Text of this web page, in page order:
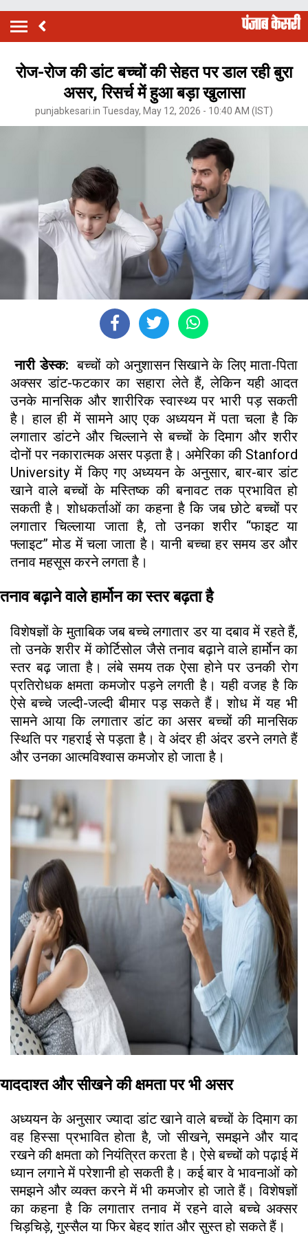
रोज-रोज की डांट बच्चों की सेहत पर डाल रही बुरा
असर, रिसर्च में हुआ बड़ा खुलासा
punjabkesari.in Tuesday, May 12, 2026 - 10:40 AM (IST)
नारी डेस्क: बच्चों को अनुशासन सिखाने के लिए माता-पिता
अक्सर डांट-फटकार का सहारा लेते हैं, लेकिन यही आदत
उनके मानसिक और शारीरिक स्वास्थ्य पर भारी पड़ सकती
है। हाल ही में सामने आए एक अध्ययन में पता चला है कि
लगातार डांटने और चिल्लाने से बच्चों के दिमाग और शरीर
दोनों पर नकारात्मक असर पड़ता है। अमेरिका की Stanford
University में किए गए अध्ययन के अनुसार, बार-बार डांट
खाने वाले बच्चों के मस्तिष्क की बनावट तक प्रभावित हो
सकती है। शोधकर्ताओं का कहना है कि जब छोटे बच्चों पर
लगातार चिल्लाया जाता है, तो उनका शरीर “फाइट या
फ्लाइट” मोड में चला जाता है। यानी बच्चा हर समय डर और
तनाव महसूस करने लगता है।
तनाव बढ़ाने वाले हार्मोन का स्तर बढ़ता है
विशेषज्ञों के मुताबिक जब बच्चे लगातार डर या दबाव में रहते हैं,
तो उनके शरीर में कोर्टिसोल जैसे तनाव बढ़ाने वाले हार्मोन का
स्तर बढ़ जाता है। लंबे समय तक ऐसा होने पर उनकी रोग
प्रतिरोधक क्षमता कमजोर पड़ने लगती है। यही वजह है कि
ऐसे बच्चे जल्दी-जल्दी बीमार पड़ सकते हैं। शोध में यह भी
सामने आया कि लगातार डांट का असर बच्चों की मानसिक
स्थिति पर गहराई से पड़ता है। वे अंदर ही अंदर डरने लगते हैं
और उनका आत्मविश्वास कमजोर हो जाता है।
याददाश्त और सीखने की क्षमता पर भी असर
अध्ययन के अनुसार ज्यादा डांट खाने वाले बच्चों के दिमाग का
वह हिस्सा प्रभावित होता है, जो सीखने, समझने और याद
रखने की क्षमता को नियंत्रित करता है। ऐसे बच्चों को पढ़ाई में
ध्यान लगाने में परेशानी हो सकती है। कई बार वे भावनाओं को
समझने और व्यक्त करने में भी कमजोर हो जाते हैं। विशेषज्ञों
का कहना है कि लगातार तनाव में रहने वाले बच्चे अक्सर
चिड़चिड़े, गुस्सैल या फिर बेहद शांत और सुस्त हो सकते हैं।